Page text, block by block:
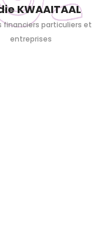
KWAAITAAL
financiers particuliers et
entreprises